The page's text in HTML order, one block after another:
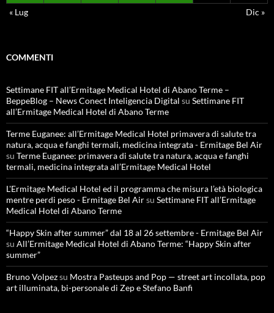
« Lug
Dic »
COMMENTI
Settimane FIT all’Ermitage Medical Hotel di Abano Terme –
BeppeBlog – News Conect Inteligencia Digital su Settimane FIT
all’Ermitage Medical Hotel di Abano Terme
Terme Euganee: all’Ermitage Medical Hotel primavera di salute tra
natura, acqua e fanghi termali, medicina integrata - Ermitage Bel Air
su Terme Euganee: primavera di salute tra natura, acqua e fanghi
termali, medicina integrata all’Ermitage Medical Hotel
L'Ermitage Medical Hotel ed il programma che misura l’età biologica
mentre perdi peso - Ermitage Bel Airsu Settimane FIT all’Ermitage
Medical Hotel di Abano Terme
“Happy Skin after summer” dal 18 al 26 settembre - Ermitage Bel Air
su All’Ermitage Medical Hotel di Abano Terme: “Happy Skin after
summer”
Bruno Volpezsu Mostra Pasteups and Pop — street art incollata, pop
art illuminata, bi-personale di Zep e Stefano Banfi